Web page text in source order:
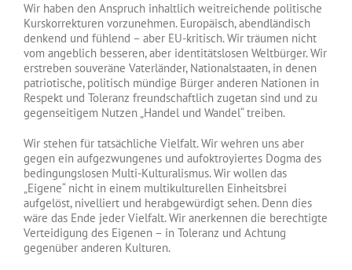
Wir haben den Anspruch inhaltlich weitreichende politische
Kurskorrekturen vorzunehmen. Europäisch, abendländisch
denkend und fühlend – aber EU-kritisch. Wir träumen nicht
vom angeblich besseren, aber identitätslosen Weltbürger. Wir
erstreben souveräne Vaterländer, Nationalstaaten, in denen
patriotische, politisch mündige Bürger anderen Nationen in
Respekt und Toleranz freundschaftlich zugetan sind und zu
gegenseitigem Nutzen „Handel und Wandel“ treiben.
Wir stehen für tatsächliche Vielfalt. Wir wehren uns aber
gegen ein aufgezwungenes und aufoktroyiertes Dogma des
bedingungslosen Multi-Kulturalismus. Wir wollen das
„Eigene“ nicht in einem multikulturellen Einheitsbrei
aufgelöst, nivelliert und herabgewürdigt sehen. Denn dies
wäre das Ende jeder Vielfalt. Wir anerkennen die berechtigte
Verteidigung des Eigenen – in Toleranz und Achtung
gegenüber anderen Kulturen.